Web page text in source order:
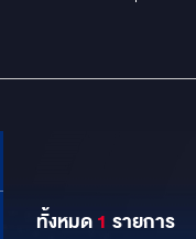
ทั้งหมด1 รายการ